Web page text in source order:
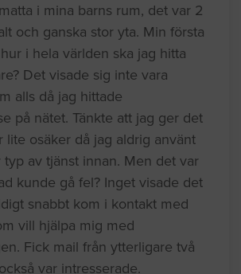
i mina barns rum, det var 2
och ganska stor yta. Min första
i hela världen ska jag hitta
Det visade sig inte vara
alls då jag hittade
på nätet. Tänkte att jag ger det
lite osäker då jag aldrig använt
typ av tjänst innan. Men det var
kunde gå fel? Inget visade det
snabbt kom i kontakt med
vill hjälpa mig med
Fick mail från ytterligare två
var intresserade.